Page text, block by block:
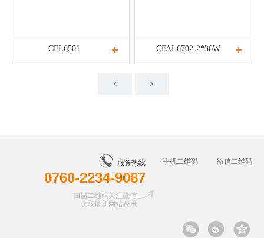
CFL6501 CFAL6702-2*36W
< >
手机二维码 微信二维码
服务热线
0760-2234-9087
扫描二维码关注微信
获取最新网站资讯